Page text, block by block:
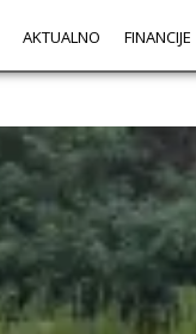
AKTUALNO FINANCIJE